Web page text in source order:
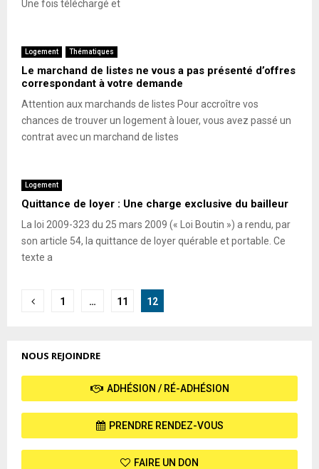
Une fois téléchargé et
Logement Thématiques
Le marchand de listes ne vous a pas présenté d’offres
correspondant à votre demande
Attention aux marchands de listes Pour accroître vos
chances de trouver un logement à louer, vous avez passé un
contrat avec un marchand de listes
Logement
Quittance de loyer : Une charge exclusive du bailleur
La loi 2009-323 du 25 mars 2009 (« Loi Boutin ») a rendu, par
son article 54, la quittance de loyer quérable et portable. Ce
texte a
Pagination
publications
1 … 11 12
NOUS REJOINDRE
ADHÉSION / RÉ-ADHÉSION
PRENDRE RENDEZ-VOUS
FAIRE UN DON